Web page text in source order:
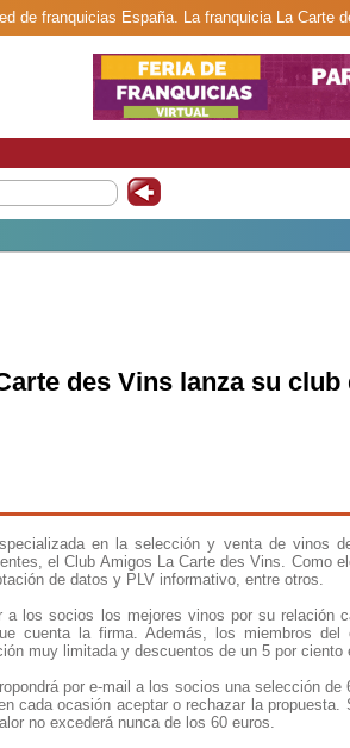
de franquicias España. La franquicia La Carte
des Vins lanza su club
en la selección y venta de vinos
el Club Amigos La Carte des Vins. Como
de datos y PLV informativo, entre otros.
a los socios los mejores vinos por su relación
cuenta la firma. Además, los miembros del
muy limitada y descuentos de un 5 por ciento
por e-mail a los socios una selección
cada ocasión aceptar o rechazar la
no excederá nunca de los 60 euros.